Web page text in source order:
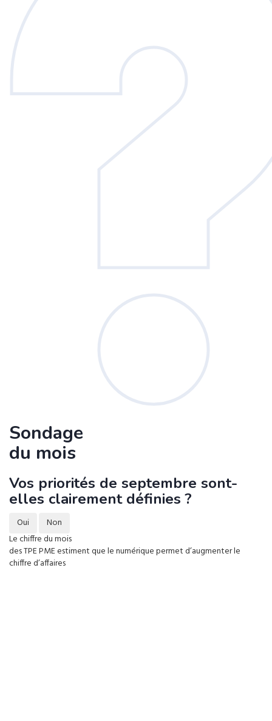
Sondage
du mois
Vos priorités de septembre sont-
elles clairement définies ?
Oui
Non
Le chiffre du mois
des TPE PME estiment que le numérique permet d’augmenter le
chiffre d’affaires